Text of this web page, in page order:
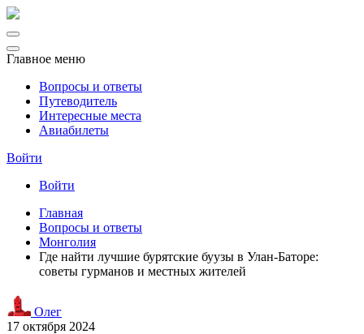
Главное меню
Вопросы и ответы
Путеводитель
Интересные места
Авиабилеты
Войти
Войти
Главная
Вопросы и ответы
Монголия
Где найти лучшие бурятские буузы в Улан-Баторе:
советы гурманов и местных жителей
Олег
17 октября 2024